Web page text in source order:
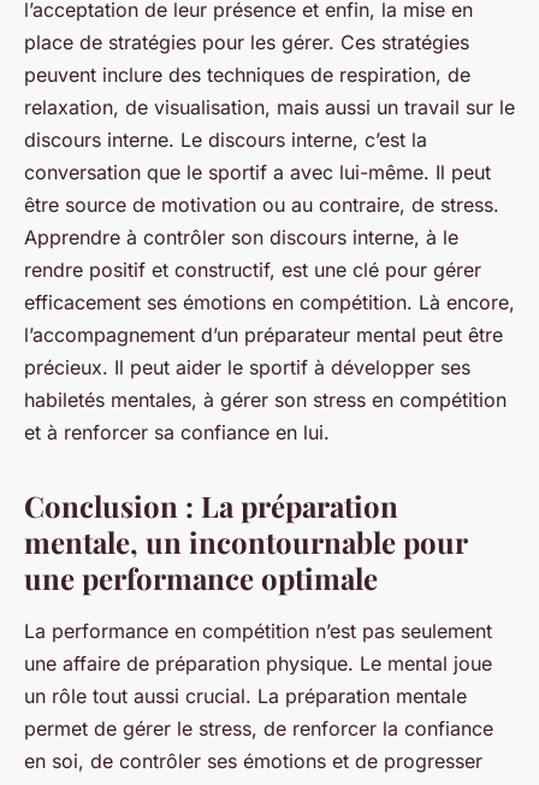
l’acceptation de leur présence et enfin, la mise en
place de stratégies pour les gérer. Ces stratégies
peuvent inclure des techniques de respiration, de
relaxation, de visualisation, mais aussi un travail sur le
discours interne. Le discours interne, c’est la
conversation que le sportif a avec lui-même. Il peut
être source de motivation ou au contraire, de stress.
Apprendre à contrôler son discours interne, à le
rendre positif et constructif, est une clé pour gérer
efficacement ses émotions en compétition. Là encore,
l’accompagnement d’un préparateur mental peut être
précieux. Il peut aider le sportif à développer ses
habiletés mentales, à gérer son stress en compétition
et à renforcer sa confiance en lui.
Conclusion : La préparation
mentale, un incontournable pour
une performance optimale
La performance en compétition n’est pas seulement
une affaire de préparation physique. Le mental joue
un rôle tout aussi crucial. La préparation mentale
permet de gérer le stress, de renforcer la confiance
en soi, de contrôler ses émotions et de progresser